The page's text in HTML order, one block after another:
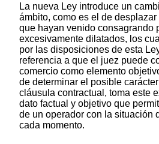
La nueva Ley introduce un
ámbito, como es el de
que hayan venido consagrando
excesivamente dilatados, los
por las disposiciones de esta
referencia a que el juez puede
comercio como elemento
de determinar el posible
cláusula contractual, toma este
dato factual y objetivo que
de un operador con la situación
cada momento.